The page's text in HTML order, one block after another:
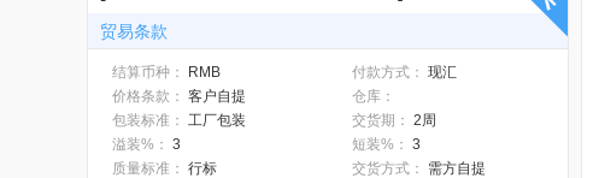
贸易条款
结算币种： RMB 付款方式： 现汇
价格条款： 客户自提
仓库：
包装标准： 工厂包装 交货期： 2周
溢装%： 3 短装%： 3
质量标准： 行标 交货方式：
需方自提